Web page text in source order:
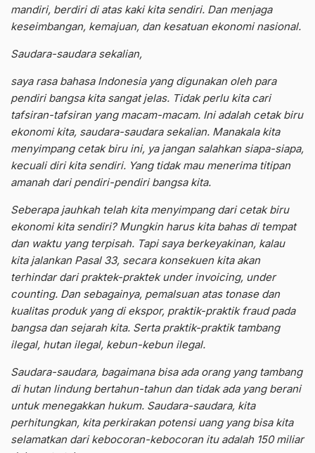
mandiri, berdiri di atas kaki kita sendiri. Dan menjaga
keseimbangan, kemajuan, dan kesatuan ekonomi nasional.
Saudara-saudara sekalian,
saya rasa bahasa Indonesia yang digunakan oleh para
pendiri bangsa kita sangat jelas. Tidak perlu kita cari
tafsiran-tafsiran yang macam-macam. Ini adalah cetak biru
ekonomi kita, saudara-saudara sekalian. Manakala kita
menyimpang cetak biru ini, ya jangan salahkan siapa-siapa,
kecuali diri kita sendiri. Yang tidak mau menerima titipan
amanah dari pendiri-pendiri bangsa kita.
Seberapa jauhkah telah kita menyimpang dari cetak biru
ekonomi kita sendiri? Mungkin harus kita bahas di tempat
dan waktu yang terpisah. Tapi saya berkeyakinan, kalau
kita jalankan Pasal 33, secara konsekuen kita akan
terhindar dari praktek-praktek under invoicing, under
counting. Dan sebagainya, pemalsuan atas tonase dan
kualitas produk yang di ekspor, praktik-praktik fraud pada
bangsa dan sejarah kita. Serta praktik-praktik tambang
ilegal, hutan ilegal, kebun-kebun ilegal.
Saudara-saudara, bagaimana bisa ada orang yang tambang
di hutan lindung bertahun-tahun dan tidak ada yang berani
untuk menegakkan hukum. Saudara-saudara, kita
perhitungkan, kita perkirakan potensi uang yang bisa kita
selamatkan dari kebocoran-kebocoran itu adalah 150 miliar